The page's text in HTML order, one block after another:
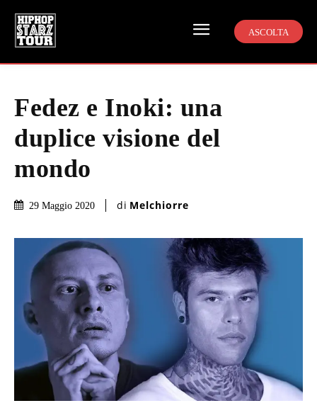
ASCOLTA
Fedez e Inoki: una
duplice visione del
mondo
29 Maggio 2020 di Melchiorre